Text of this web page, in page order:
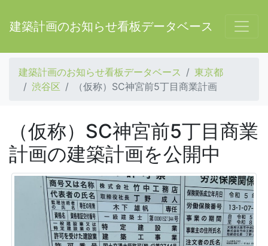
建築計画のお知らせ看板データベース
建築計画のお知らせ看板データベース
東京都
渋谷区
（仮称）SC神宮前5丁目商業計画
（仮称）SC神宮前5丁目商業
計画の建築計画を公開中